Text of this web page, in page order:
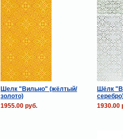
Шелк "Вильно" (жёлтый/
золото)
Шёлк
1955.00 руб.
1930.00